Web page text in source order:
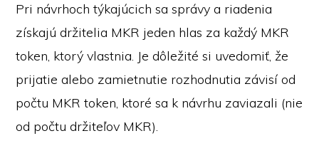
Pri návrhoch týkajúcich sa správy a riadenia
získajú držitelia MKR jeden hlas za každý MKR
token, ktorý vlastnia. Je dôležité si uvedomiť, že
prijatie alebo zamietnutie rozhodnutia závisí od
počtu MKR token, ktoré sa k návrhu zaviazali (nie
od počtu držiteľov MKR).